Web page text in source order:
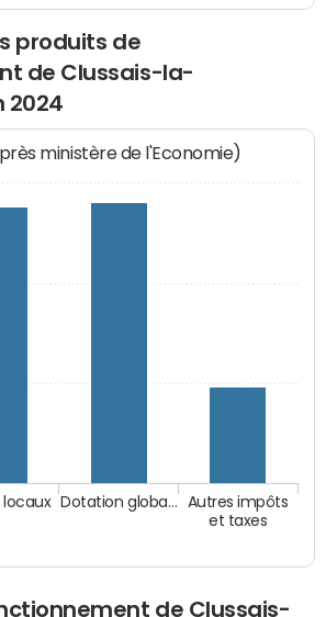
produits de
de Clussais-la-
2024
ministère de l'Economie)
Autres impôts
et taxes
Dotation globa…
locaux
de Clussais-